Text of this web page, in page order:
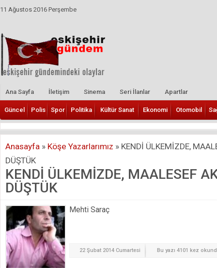
11 Ağustos 2016 Perşembe
Ana Sayfa İletişim Sinema Seri İlanlar Apartlar
Güncel Polis Spor Politika Kültür Sanat Ekonomi Otomobil
Anasayfa » Köşe Yazarlarımız » KENDİ ÜLKEMİZDE,
DÜŞTÜK
KENDİ ÜLKEMİZDE, MAALESEF
DÜŞTÜK
Mehti Saraç
22 Şubat 2014 Cumartesi Bu yazı 4101 kez